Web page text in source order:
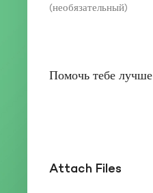
(необязательный)
Помочь тебе лучше
Attach Files